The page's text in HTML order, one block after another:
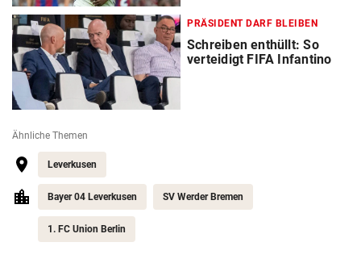
PRÄSIDENT DARF BLEIBEN
Schreiben enthüllt: So
verteidigt FIFA Infantino
Ähnliche Themen
Leverkusen
Bayer 04 Leverkusen SV Werder Bremen
1. FC Union Berlin